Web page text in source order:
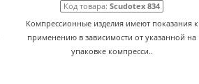
Код товара:Scudotex 834
Компрессионные изделия имеют показания к
применению в зависимости от указанной на
упаковке компресси..